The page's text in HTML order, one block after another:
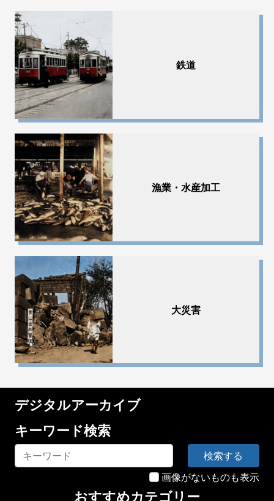
鉄道
漁業・水産加工
大災害
デジタルアーカイブ
キーワード検索
検索する
画像がないものも表示
おすすめカテゴリー